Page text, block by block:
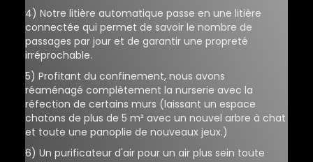
4) Notre litière automatique passe en une litière
connectée qui permet de savoir le nombre de
passages par jour et de garantir une propreté
irréprochable.
5) Profitant du confinement, nous avons
réaménagé complètement la nurserie avec la
réfection de certains murs (laissant un espace
chatons de plus de 5 m² avec un nouvel arbre à chat
et toute une panoplie de nouveaux jeux.)
6) Un purificateur d'air pour un air plus sein toute